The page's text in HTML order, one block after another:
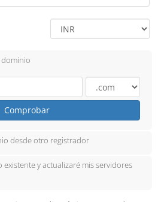
dominio
Comprobar
desde otro registrador
existente y actualizaré mis servidores